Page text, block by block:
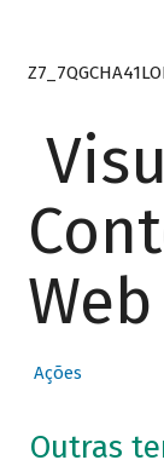
Web
Ações
Outras